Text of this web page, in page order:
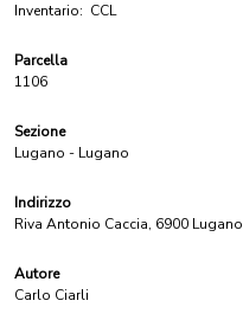
Inventario: CCL
Parcella
1106
Sezione
Lugano - Lugano
Indirizzo
Riva Antonio Caccia, 6900 Lugano
Autore
Carlo Ciarli